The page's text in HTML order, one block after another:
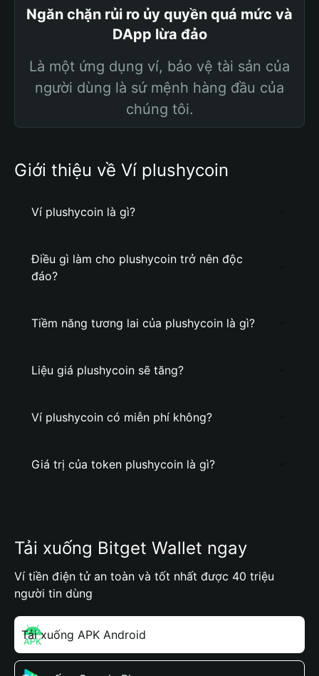
Ngăn chặn rủi ro ủy quyền quá mức và
DApp lừa đảo
Là một ứng dụng ví, bảo vệ tài sản của
người dùng là sứ mệnh hàng đầu của
chúng tôi.
Giới thiệu về Ví plushycoin
Ví plushycoin là gì?
Điều gì làm cho plushycoin trở nên độc
đáo?
Tiềm năng tương lai của plushycoin là gì?
Liệu giá plushycoin sẽ tăng?
Ví plushycoin có miễn phí không?
Giá trị của token plushycoin là gì?
Tải xuống Bitget Wallet ngay
Ví tiền điện tử an toàn và tốt nhất được 40 triệu
người tin dùng
Tải xuống APK Android